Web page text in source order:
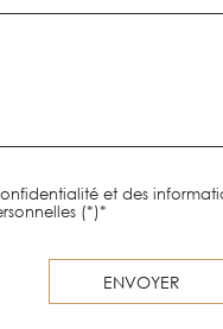
et des
(*)*
ENVOYER